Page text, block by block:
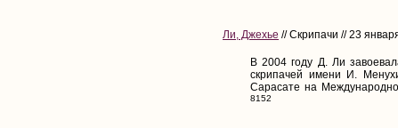
Ли, Джехье // Скрипачи // 23
В 2004 году Д. Ли
скрипачей имени И.
Сарасате на
8152